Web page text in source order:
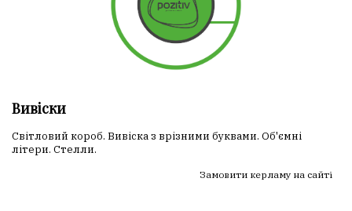
Вивіски
Світловий короб. Вивіска з врізними буквами. Об'ємні
літери. Стелли.
Замовити керламу на сайті